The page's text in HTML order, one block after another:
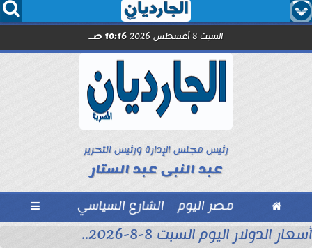
  
السبت 8 أغسطس 2026 10:16 صـ
رئيس مجلس الإدارة ورئيس التحرير
عبد النبى عبد الستار
 مصر اليوم الشارع السياسي 
أسعار الدولار اليوم السبت 8-8-2026..